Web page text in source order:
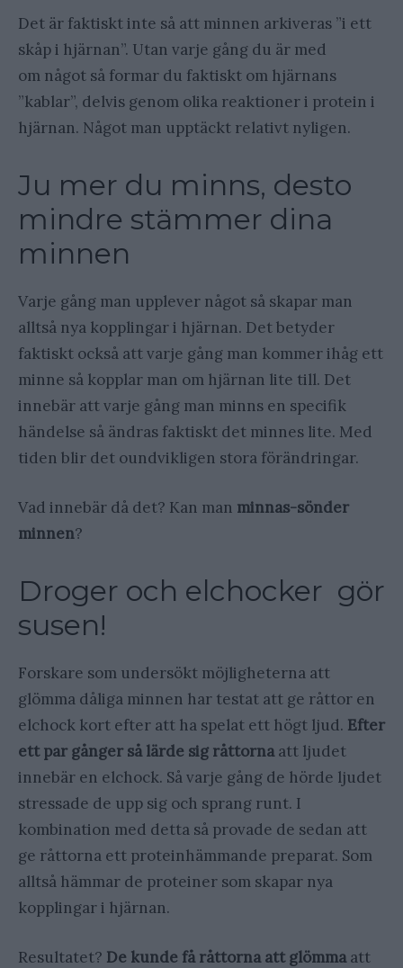
Det är faktiskt inte så att minnen arkiveras ”i ett
skåp i hjärnan”. Utan varje gång du är med
om något så formar du faktiskt om hjärnans
”kablar”, delvis genom olika reaktioner i protein i
hjärnan. Något man upptäckt relativt nyligen.
Ju mer du minns, desto
mindre stämmer dina
minnen
Varje gång man upplever något så skapar man
alltså nya kopplingar i hjärnan. Det betyder
faktiskt också att varje gång man kommer ihåg ett
minne så kopplar man om hjärnan lite till. Det
innebär att varje gång man minns en specifik
händelse så ändras faktiskt det minnes lite. Med
tiden blir det oundvikligen stora förändringar.
Vad innebär då det? Kan man minnas-sönder
minnen?
Droger och elchocker gör
susen!
Forskare som undersökt möjligheterna att
glömma dåliga minnen har testat att ge råttor en
elchock kort efter att ha spelat ett högt ljud. Efter
ett par gånger så lärde sig råttornaatt ljudet
innebär en elchock. Så varje gång de hörde ljudet
stressade de upp sig och sprang runt. I
kombination med detta så provade de sedan att
ge råttorna ett proteinhämmande preparat. Som
alltså hämmar de proteiner som skapar nya
kopplingar i hjärnan.
Resultatet? De kunde få råttorna att glömmaatt